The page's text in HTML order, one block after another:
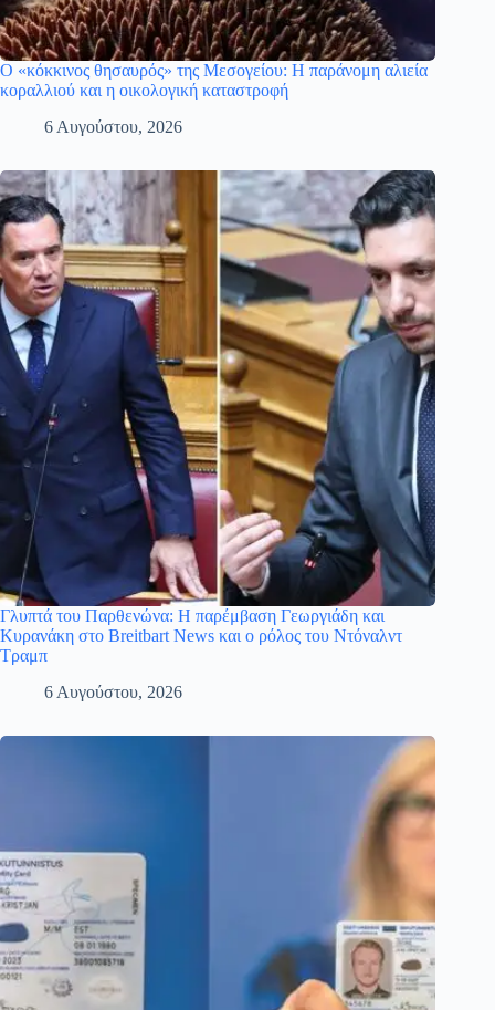
Ο «κόκκινος θησαυρός» της Μεσογείου: Η παράνομη αλιεία
κοραλλιού και η οικολογική καταστροφή
6 Αυγούστου, 2026
Γλυπτά του Παρθενώνα: Η παρέμβαση Γεωργιάδη και
Κυρανάκη στο Breitbart News και ο ρόλος του Ντόναλντ
Τραμπ
6 Αυγούστου, 2026